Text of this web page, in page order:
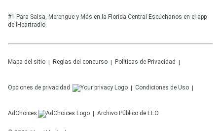
#1 Para Salsa, Merengue y Más en la Florida Central Escúchanos en el app
de iHeartradio.
Mapa del sitio Reglas del concurso Políticas de Privacidad
Opciones de privacidad Condiciones de Uso
AdChoices Archivo Público de EEO